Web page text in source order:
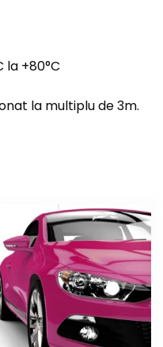
+80°C
la multiplu de 3m.